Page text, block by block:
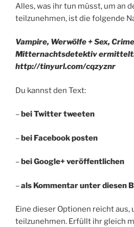
Alles, was ihr tun müsst, um an
teilzunehmen, ist die folgende
Vampire, Werwölfe + Sex,
Mitternachtsdetektiv
http://tinyurl.com/cqzyznr
Du kannst den Text:
–bei Twitter tweeten
–bei Facebook posten
–bei Google+ veröffentlichen
–als Kommentar unter diesen
Eine dieser Optionen reicht aus,
teilzunehmen. Erfüllt ihr gleich